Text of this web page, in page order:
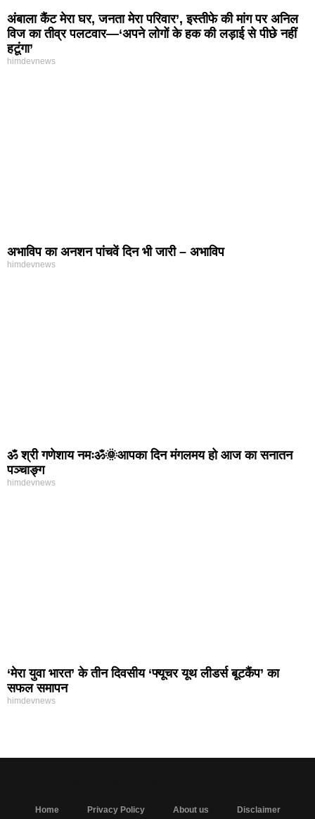
अंबाला कैंट मेरा घर, जनता मेरा परिवार’, इस्तीफे की मांग पर अनिल
विज का तीव्र पलटवार—‘अपने लोगों के हक की लड़ाई से पीछे नहीं
हटूंगा’
himdevnews
अभाविप का अनशन पांचवें दिन भी जारी – अभाविप
himdevnews
ॐ श्री गणेशाय नमःॐ🌞आपका दिन मंगलमय हो आज का सनातन
पञ्चाङ्ग
himdevnews
‘मेरा युवा भारत’ के तीन दिवसीय ‘फ्यूचर यूथ लीडर्स बूटकैंप’ का
सफल समापन
himdevnews
Home Privacy Policy About us Disclaimer